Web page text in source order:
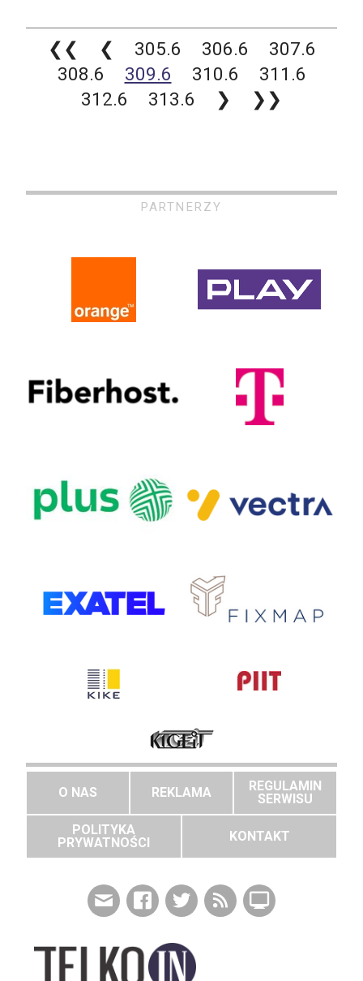
❮❮ ❮ 305.6 306.6
307.6
308.6
309.6 310.6
311.6
312.6
313.6 ❯ ❯❯
PARTNERZY
O NAS REKLAMA
REGULAMIN
SERWISU
POLITYKA
PRYWATNOŚCI
KONTAKT